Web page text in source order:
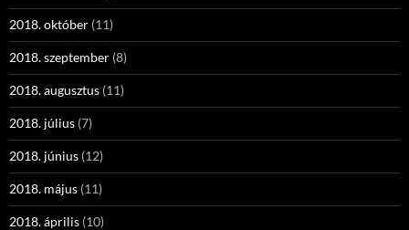
2018. október (11)
2018. szeptember (8)
2018. augusztus (11)
2018. július (7)
2018. június (12)
2018. május (11)
2018. április (10)